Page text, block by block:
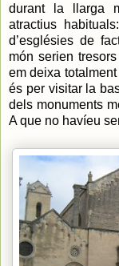
durant la llarga
atractius
d’esglésies de
món serien
em deixa
és per visitar la
dels monuments
A que no havíeu